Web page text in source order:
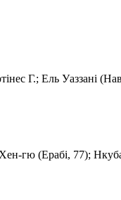
Г.; Ель Уаззані
гю (Ерабі, 77);